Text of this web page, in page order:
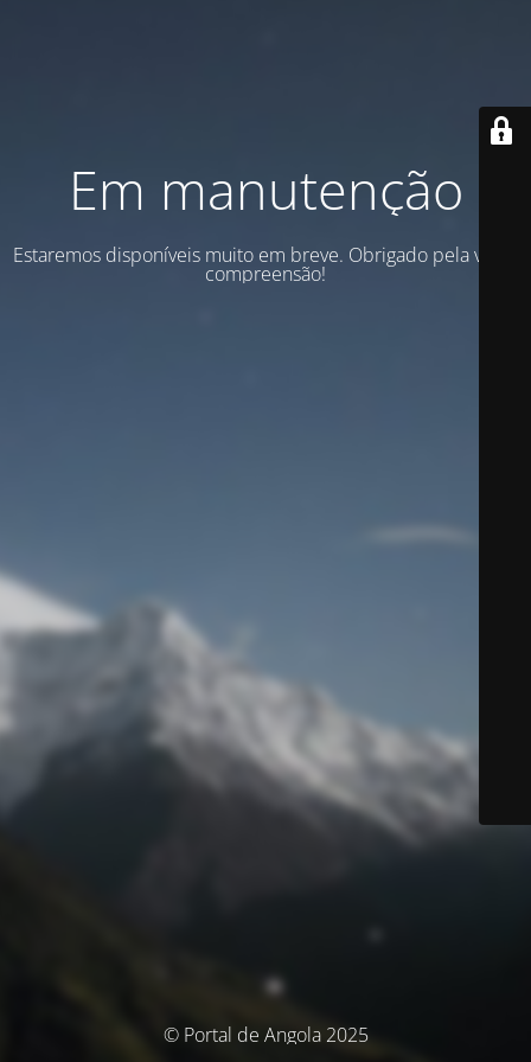
Em manutenção
Estaremos disponíveis muito em breve. Obrigado pela vossa
compreensão!
© Portal de Angola 2025